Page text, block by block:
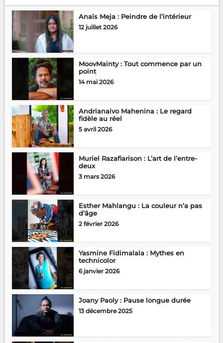
Anaïs Meja : Peindre de l’intérieur
12 juillet 2026
MoovMainty : Tout commence par un
point
14 mai 2026
Andrianaivo Mahenina : Le regard
fidèle au réel
5 avril 2026
Muriel Razafiarison : L’art de l’entre-
deux
3 mars 2026
Esther Mahlangu : La couleur n’a pas
d’âge
2 février 2026
Yasmine Fidimalala : Mythes en
technicolor
6 janvier 2026
Joany Paoly : Pause longue durée
13 décembre 2025